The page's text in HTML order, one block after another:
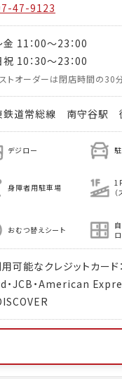
47-9123
11：00～23：00
10：30～23：00
トオーダーは閉店時間の30分
鉄道常総線 南守谷駅
デジロー
身障者用駐車場
おむつ替えシート
可能なクレジットカード
・JCB・American